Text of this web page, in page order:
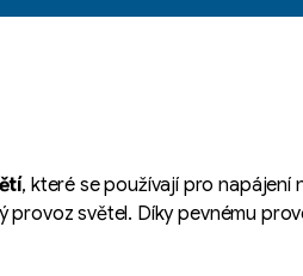
, které se používají pro napájení
světel. Díky pevnému